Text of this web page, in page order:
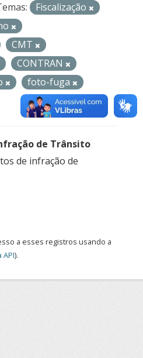
Fiscalização
CMT
CONTRAN
foto-fuga
de Trânsito
de infração de
a esses registros usando a
API).